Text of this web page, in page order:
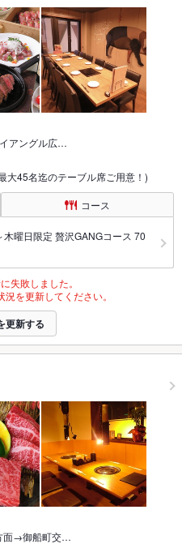
アングル広…
大45名迄のテーブル席ご用意！)
コース
曜日限定 贅沢GANGコース 70
失敗しました。
を更新してください。
更新する
面→御船町交…